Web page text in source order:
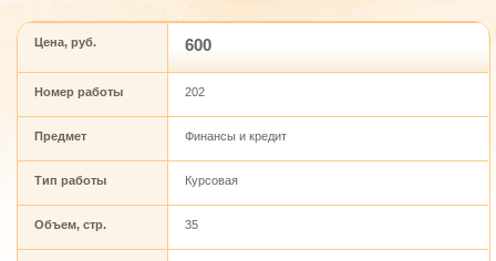
Цена, руб. 600
Номер работы 202
Предмет Финансы и кредит
Тип работы Курсовая
Объем, стр. 35